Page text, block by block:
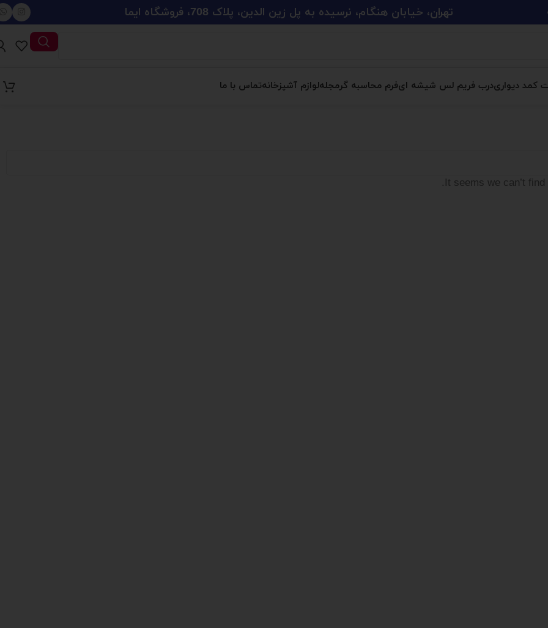
تهران، خیابان هنگام، نرسیده به پل زین الدین، پلاک 708، فروشگاه ایما
کمد دیواریدرب فریم لس شیشه ایفرم محاسبه گرمجلهلوازم آشپزخانهتماس با ما
It seems we can’t